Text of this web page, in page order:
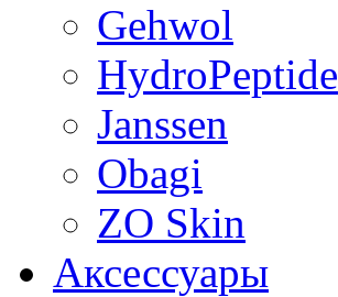
Gehwol
HydroPeptide
Janssen
Obagi
ZO Skin
Aксессуары